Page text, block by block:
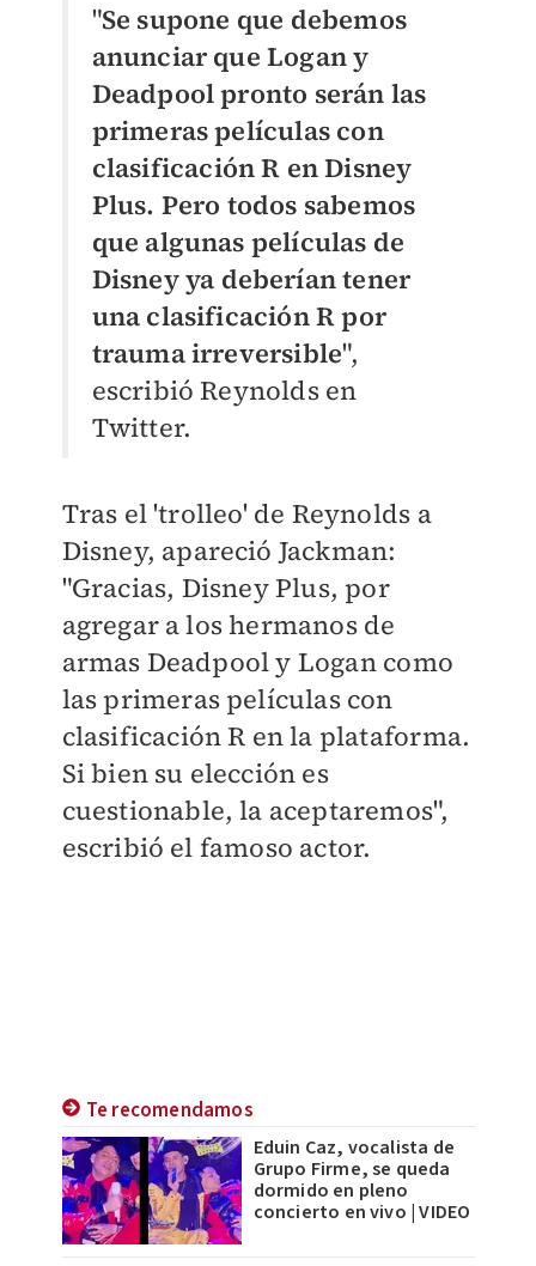
"Se supone que debemos
anunciar que Logan y
Deadpool pronto serán las
primeras películas con
clasificación R en Disney
Plus. Pero todos sabemos
que algunas películas de
Disney ya deberían tener
una clasificación R por
trauma irreversible",
escribió Reynolds en
Twitter.
Tras el 'trolleo' de Reynolds a
Disney, apareció Jackman:
"Gracias, Disney Plus, por
agregar a los hermanos de
armas Deadpool y Logan como
las primeras películas con
clasificación R en la plataforma.
Si bien su elección es
cuestionable, la aceptaremos",
escribió el famoso actor.
Te recomendamos
Eduin Caz, vocalista de
Grupo Firme, se queda
dormido en pleno
concierto en vivo | VIDEO